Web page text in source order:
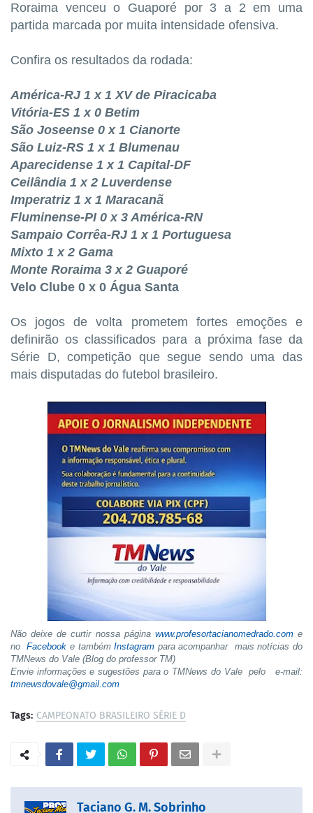
Roraima venceu o Guaporé por 3 a 2 em uma
partida marcada por muita intensidade ofensiva.
Confira os resultados da rodada:
América-RJ 1 x 1 XV de Piracicaba
Vitória-ES 1 x 0 Betim
São Joseense 0 x 1 Cianorte
São Luiz-RS 1 x 1 Blumenau
Aparecidense 1 x 1 Capital-DF
Ceilândia 1 x 2 Luverdense
Imperatriz 1 x 1 Maracanã
Fluminense-PI 0 x 3 América-RN
Sampaio Corrêa-RJ 1 x 1 Portuguesa
Mixto 1 x 2 Gama
Monte Roraima 3 x 2 Guaporé
Velo Clube 0 x 0 Água Santa
Os jogos de volta prometem fortes emoções e
definirão os classificados para a próxima fase da
Série D, competição que segue sendo uma das
mais disputadas do futebol brasileiro.
Não deixe de curtir nossa página www.profesortacianomedrado.come
noFacebook e tambémInstagram para acompanhar mais notícias do
TMNews do Vale (Blog do professor TM)
Envie informações e sugestões para o TMNews do Vale pelo e-mail:
tmnewsdovale@gmail.com
Tags: CAMPEONATO BRASILEIRO SÉRIE D
Taciano G. M. Sobrinho